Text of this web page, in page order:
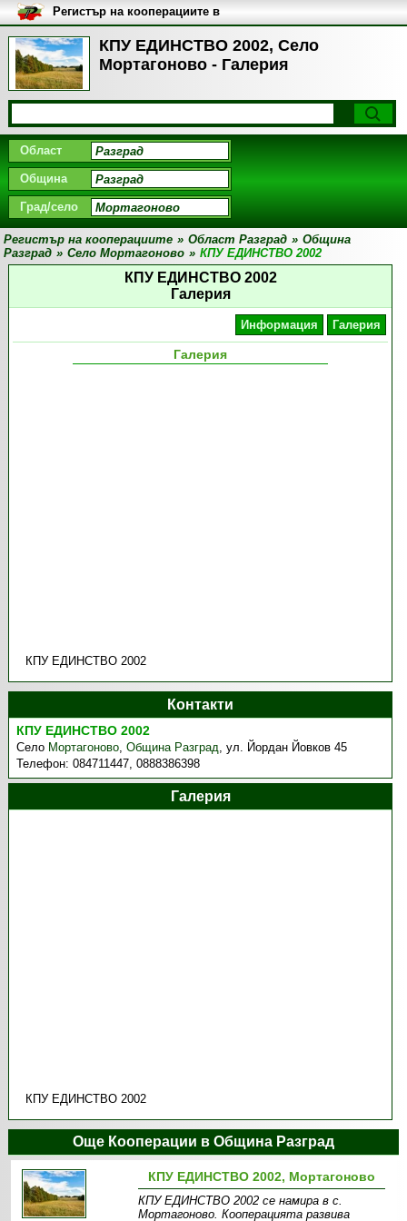
КПУ ЕДИНСТВО 2002, Село
Мортагоново - Галерия
Регистър на кооперациите в
България
Област
Община
Град/село
Регистър на кооперациите » Област Разград » Община
Разград » Село Мортагоново » КПУ ЕДИНСТВО 2002
КПУ ЕДИНСТВО 2002
Галерия
Информация Галерия
Галерия
КПУ ЕДИНСТВО 2002
Контакти
КПУ ЕДИНСТВО 2002
Село Мортагоново,Община Разград,ул. Йордан Йовков 45
Телефон:084711447, 0888386398
Галерия
КПУ ЕДИНСТВО 2002
Още Кооперации в Община Разград
КПУ ЕДИНСТВО 2002, Мортагоново
КПУ ЕДИНСТВО 2002 се намира в с.
Мортагоново. Кооперацията развива